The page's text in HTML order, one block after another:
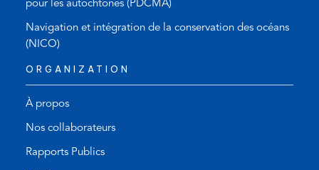
pour les autochtones (PDCMA)
Navigation et intégration de la conservation des océans
(NICO)
ORGANIZATION
À propos
Nos collaborateurs
Rapports Publics